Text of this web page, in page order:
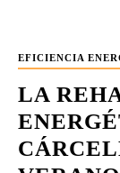
EFICIENCIA
LA